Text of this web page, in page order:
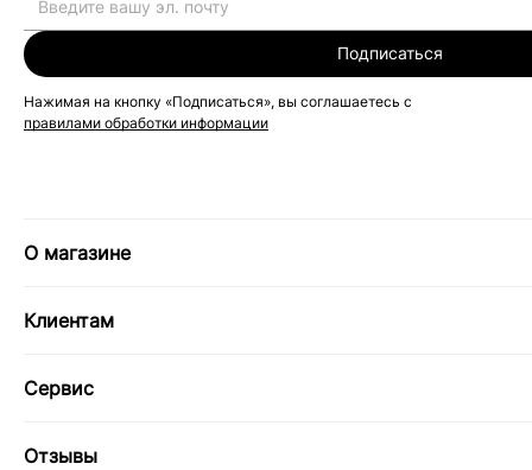
Подписаться
Нажимая на кнопку «Подписаться», вы соглашаетесь с
правилами обработки информации
О магазине
Клиентам
Сервис
Отзывы